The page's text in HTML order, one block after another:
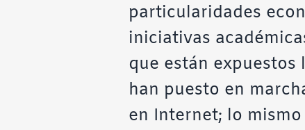
particularidades
iniciativas
que están expuestos
han puesto en
en Internet; lo